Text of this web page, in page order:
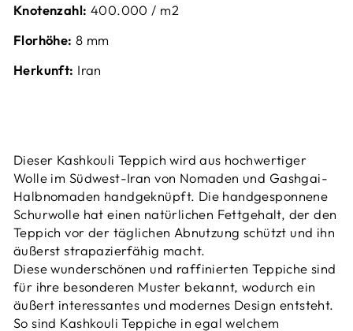
Knotenzahl: 400.000 / m2
Florhöhe: 8 mm
Herkunft: Iran
Dieser Kashkouli Teppich wird aus hochwertiger
Wolle im Südwest-Iran von Nomaden und Gashgai-
Halbnomaden handgeknüpft. Die handgesponnene
Schurwolle hat einen natürlichen Fettgehalt, der den
Teppich vor der täglichen Abnutzung schützt und ihn
äußerst strapazierfähig macht.
Diese wunderschönen und raffinierten Teppiche sind
für ihre besonderen Muster bekannt, wodurch ein
äußert interessantes und modernes Design entsteht.
So sind Kashkouli Teppiche in egal welchem